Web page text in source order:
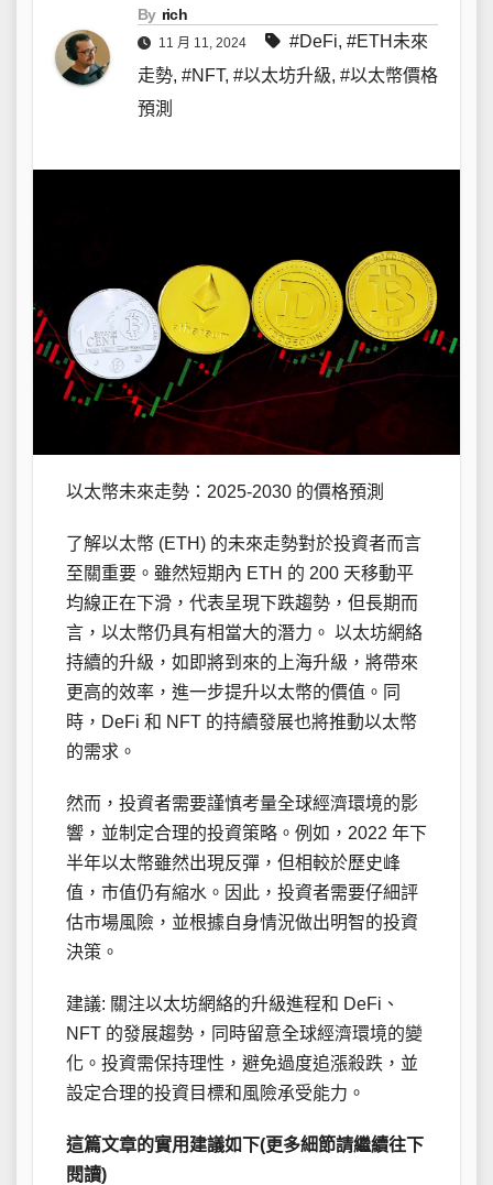
By rich
11 月 11, 2024 #DeFi, #ETH未來
走勢, #NFT, #以太坊升級, #以太幣價格
預測
以太幣未來走勢：2025-2030 的價格預測
了解以太幣 (ETH) 的未來走勢對於投資者而言
至關重要。雖然短期內 ETH 的 200 天移動平
均線正在下滑，代表呈現下跌趨勢，但長期而
言，以太幣仍具有相當大的潛力。 以太坊網絡
持續的升級，如即將到來的上海升級，將帶來
更高的效率，進一步提升以太幣的價值。同
時，DeFi 和 NFT 的持續發展也將推動以太幣
的需求。
然而，投資者需要謹慎考量全球經濟環境的影
響，並制定合理的投資策略。例如，2022 年下
半年以太幣雖然出現反彈，但相較於歷史峰
值，市值仍有縮水。因此，投資者需要仔細評
估市場風險，並根據自身情況做出明智的投資
決策。
建議: 關注以太坊網絡的升級進程和 DeFi、
NFT 的發展趨勢，同時留意全球經濟環境的變
化。投資需保持理性，避免過度追漲殺跌，並
設定合理的投資目標和風險承受能力。
這篇文章的實用建議如下(更多細節請繼續往下
閱讀)